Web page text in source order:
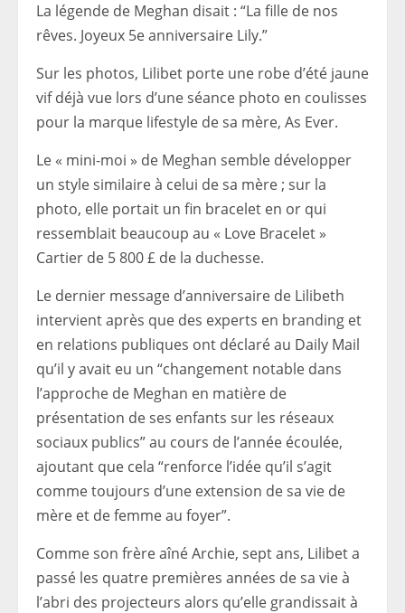
La légende de Meghan disait : “La fille de nos
rêves. Joyeux 5e anniversaire Lily.”
Sur les photos, Lilibet porte une robe d’été jaune
vif déjà vue lors d’une séance photo en coulisses
pour la marque lifestyle de sa mère, As Ever.
Le « mini-moi » de Meghan semble développer
un style similaire à celui de sa mère ; sur la
photo, elle portait un fin bracelet en or qui
ressemblait beaucoup au « Love Bracelet »
Cartier de 5 800 £ de la duchesse.
Le dernier message d’anniversaire de Lilibeth
intervient après que des experts en branding et
en relations publiques ont déclaré au Daily Mail
qu’il y avait eu un “changement notable dans
l’approche de Meghan en matière de
présentation de ses enfants sur les réseaux
sociaux publics” au cours de l’année écoulée,
ajoutant que cela “renforce l’idée qu’il s’agit
comme toujours d’une extension de sa vie de
mère et de femme au foyer”.
Comme son frère aîné Archie, sept ans, Lilibet a
passé les quatre premières années de sa vie à
l’abri des projecteurs alors qu’elle grandissait à